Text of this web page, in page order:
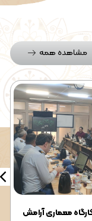
مشاهده همه
معماری آرامش